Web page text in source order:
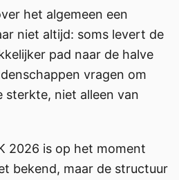
het algemeen een
niet altijd: soms levert de
pad naar de halve
vragen om
sterkte, niet alleen van
2026 is op het moment
bekend, maar de structuur